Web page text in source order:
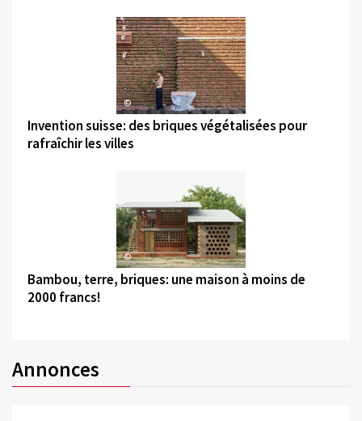
©
Invention suisse: des briques végétalisées pour
rafraîchir les villes
©
Bambou, terre, briques: une maison à moins de
2000 francs!
Annonces